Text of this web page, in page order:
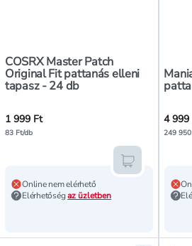
COSRX Master Patch
Original Fit pattanás elleni
tapasz - 24 db
1 999 Ft
83 Ft/db
Online nem elérhető
Elérhetőségaz üzletben
Kosárba
4 999
249